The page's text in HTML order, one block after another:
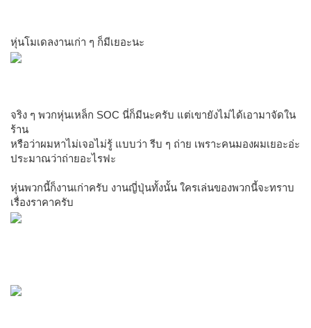
หุ่นโมเดลงานเก่า ๆ ก็มีเยอะนะ
จริง ๆ พวกหุ่นเหล็ก SOC นี่ก็มีนะครับ แต่เขายังไม่ได้เอามาจัดใน
ร้าน
หรือว่าผมหาไม่เจอไม่รู้ แบบว่า รีบ ๆ ถ่าย เพราะคนมองผมเยอะอ่ะ
ประมาณว่าถ่ายอะไรฟะ
หุ่นพวกนี้ก็งานเก่าครับ งานญี่ปุ่นทั้งนั้น ใครเล่นของพวกนี้จะทราบ
เรื่องราคาครับ